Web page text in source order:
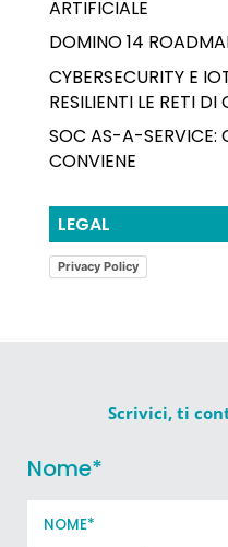
ARTIFICIALE
DOMINO 14
CYBERSECURITY E
RESILIENTI LE RETI
SOC AS-A-SERVICE:
CONVIENE
LEGAL
Privacy Policy
Scrivici, ti
Nome*